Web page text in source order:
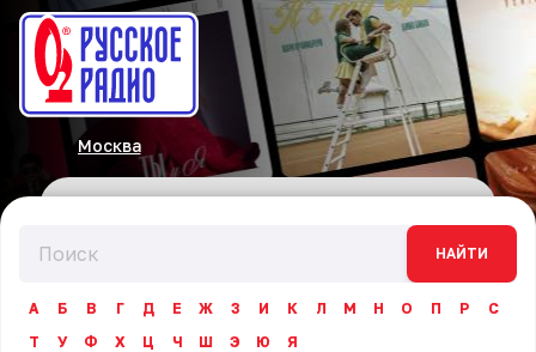
Москва
НАЙТИ
А Б В Г Д Е Ж З И К Л М Н О П Р
С
Т
У Ф Х Ц Ч Ш Э Ю
Я